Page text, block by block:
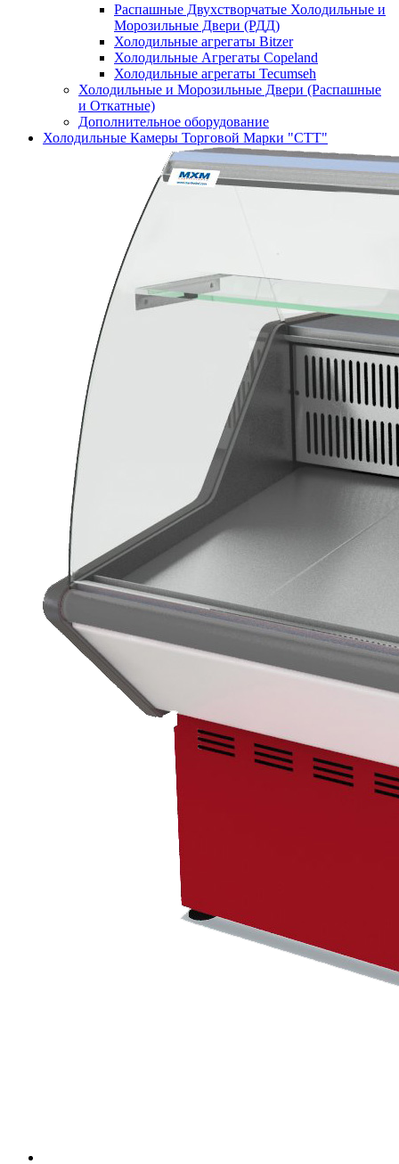
Распашные Двухстворчатые Холодильные и
Морозильные Двери (РДД)
Холодильные агрегаты Bitzer
Холодильные Агрегаты Copeland
Холодильные агрегаты Tecumseh
Холодильные и Морозильные Двери (Распашные
и Откатные)
Дополнительное оборудование
Холодильные Камеры Торговой Марки "СТТ"